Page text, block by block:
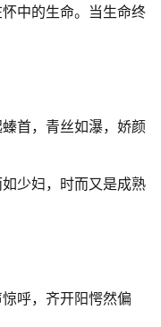
中的生命。当生命终
首，青丝如瀑，娇颜
少妇，时而又是成熟
呼，齐开阳愕然偏